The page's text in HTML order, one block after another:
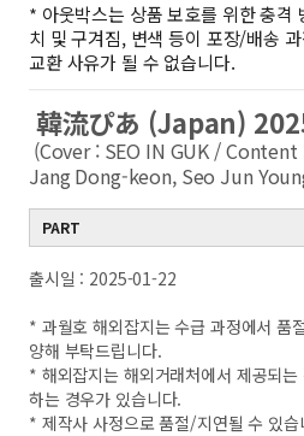
* 아웃박스는 상품 보호를 위한 충격
치 및 구겨짐, 변색 등이 포장/배송
교환 사유가 될 수 없습니다.
韓流ぴあ (Japan)
(Cover : SEO IN GUK / Content
Jang Dong-keon, Seo Jun
PART
출시일 : 2025-01-22
* 과월호 해외잡지는 수급 과정에서 품
양해 부탁드립니다.
* 해외잡지는 해외거래처에서 제공되
하는 경우가 있습니다.
* 제작사 사정으로 품절/지연될 수 있습